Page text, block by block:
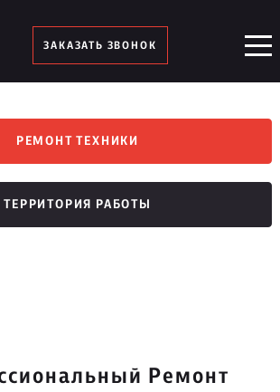
ЗАКАЗАТЬ ЗВОНОК
РЕМОНТ ТЕХНИКИ
ТЕРРИТОРИЯ РАБОТЫ
Ремонт